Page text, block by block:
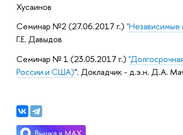
Хусаинов
Семинар №2 (27.06.2017 г.) "Независимые
Г.Е. Давыдов
Семинар № 1 (23.05.2017 г.)
России и США)". Докладчик - д.э.н. Д.А.